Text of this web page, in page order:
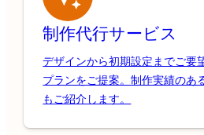
制作代行サービス
デザインから初期設定までご要
プランをご提案。制作実績のあ
もご紹介します。